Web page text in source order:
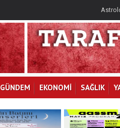
GÜNDEM EKONOMİ SAĞLIK